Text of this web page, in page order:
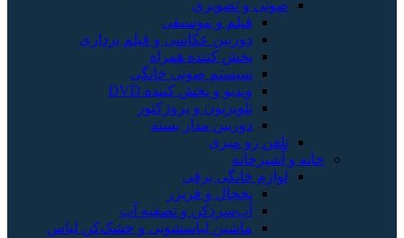
صوتی و تصویری
فیلم و موسیقی
دوربین عکاسی و فیلم برداری
پخش کننده همراه
سیستم صوتی خانگی
ویدیو و پخش کننده DVD
تلویزیون و پروژکتور
دوربین مدار بسته
تلفن رو میزی
خانه و آشپزخانه
لوازم خانگی برقی
یخچال و فریزر
آب‌سردکن و تصفیه آب
ماشین لباسشویی و خشک‌کن لباس